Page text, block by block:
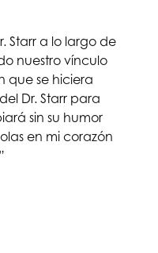
Starr a lo largo de
nuestro vínculo
que se hiciera
Dr. Starr para
sin su humor
en mi corazón